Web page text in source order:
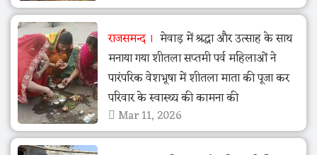
राजसमन्द
मेवाड़ में श्रद्धा और उत्साह के साथ
मनाया गया शीतला सप्तमी पर्व महिलाओं ने
पारंपरिक वेशभूषा में शीतला माता की पूजा कर
परिवार के स्वास्थ्य की कामना की
Mar 11, 2026